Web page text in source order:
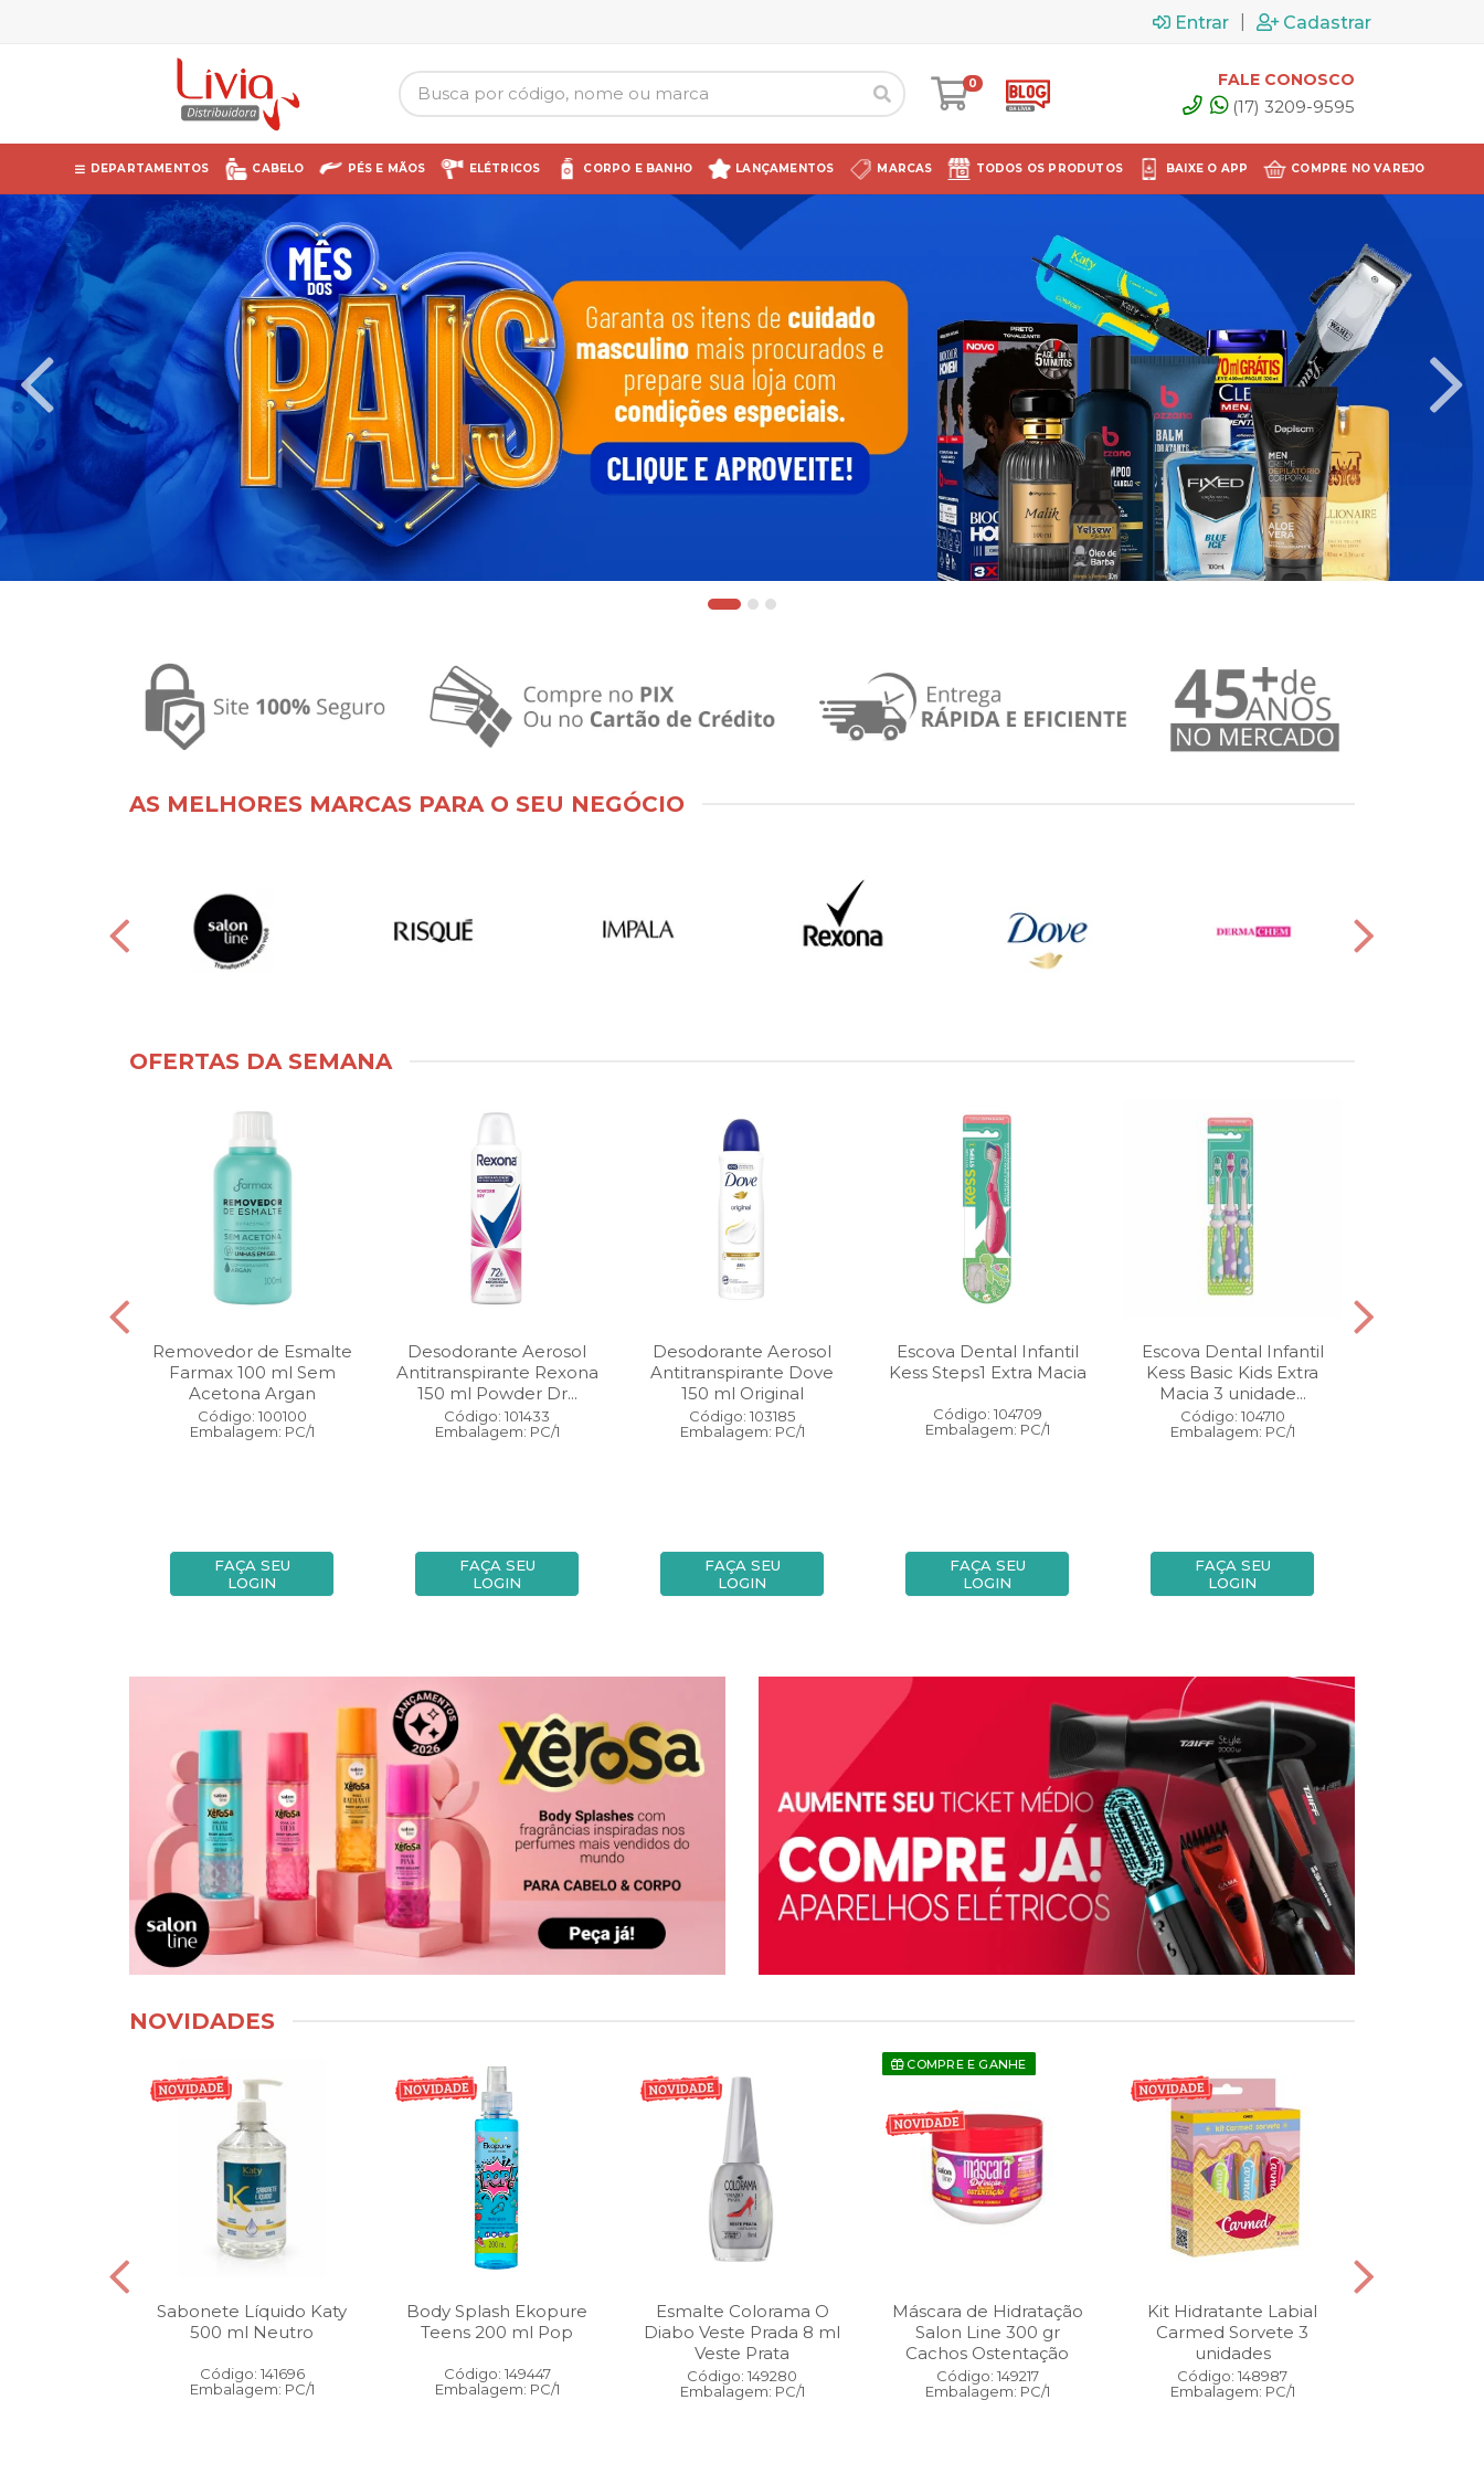
Entrar Cadastrar
0 FALE CONOSCO
(17) 3209-9595
DEPARTAMENTOS CABELO PÉS E MÃOS ELÉTRICOS CORPO E BANHO LANÇAMENTOS MARCAS TODOS OS PRODUTOS BAIXE O APP COMPRE NO VAREJO
AS MELHORES MARCAS PARA O SEU NEGÓCIO
OFERTAS DA SEMANA
Removedor de Esmalte
Farmax 100 ml Sem
Acetona Argan
Código: 100100
Embalagem: PC/1
FAÇA SEU
LOGIN
Desodorante Aerosol
Antitranspirante Rexona
150 ml Powder Dr...
Código: 101433
Embalagem: PC/1
FAÇA SEU
LOGIN
Desodorante Aerosol
Antitranspirante Dove
150 ml Original
Código: 103185
Embalagem: PC/1
FAÇA SEU
LOGIN
Escova Dental Infantil
Kess Steps1 Extra Macia
Código: 104709
Embalagem: PC/1
FAÇA SEU
LOGIN
Escova Dental Infantil
Kess Basic Kids Extra
Macia 3 unidade...
Código: 104710
Embalagem: PC/1
FAÇA SEU
LOGIN
NOVIDADES
Sabonete Líquido Katy
500 ml Neutro
Código: 141696
Embalagem: PC/1
Body Splash Ekopure
Teens 200 ml Pop
Código: 149447
Embalagem: PC/1
Esmalte Colorama O
Diabo Veste Prada 8 ml
Veste Prata
Código: 149280
Embalagem: PC/1
COMPRE E GANHE
Máscara de Hidratação
Salon Line 300 gr
Cachos Ostentação
Código: 149217
Embalagem: PC/1
Kit Hidratante Labial
Carmed Sorvete 3
unidades
Código: 148987
Embalagem: PC/1